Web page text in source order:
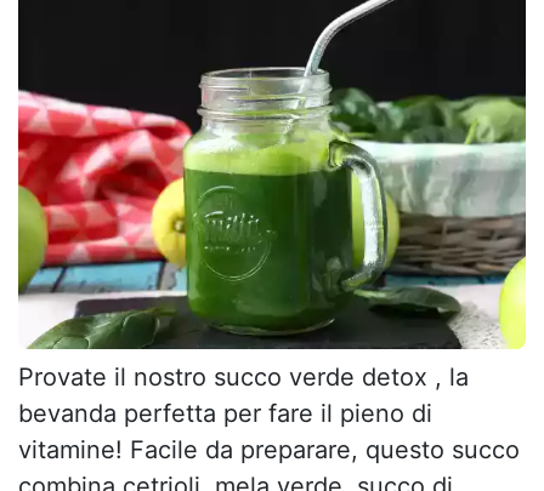
Provate il nostro succo verde detox , la
bevanda perfetta per fare il pieno di
vitamine! Facile da preparare, questo succo